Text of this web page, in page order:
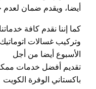
أيضا، ويقدم ضمان
كما إننا نقدم كافة
الأسبوع أيضا من أجل
تقديم أفضل خدمات
باكستاني الوفرة الكويت